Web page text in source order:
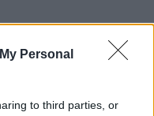
Personal
to third parties, or